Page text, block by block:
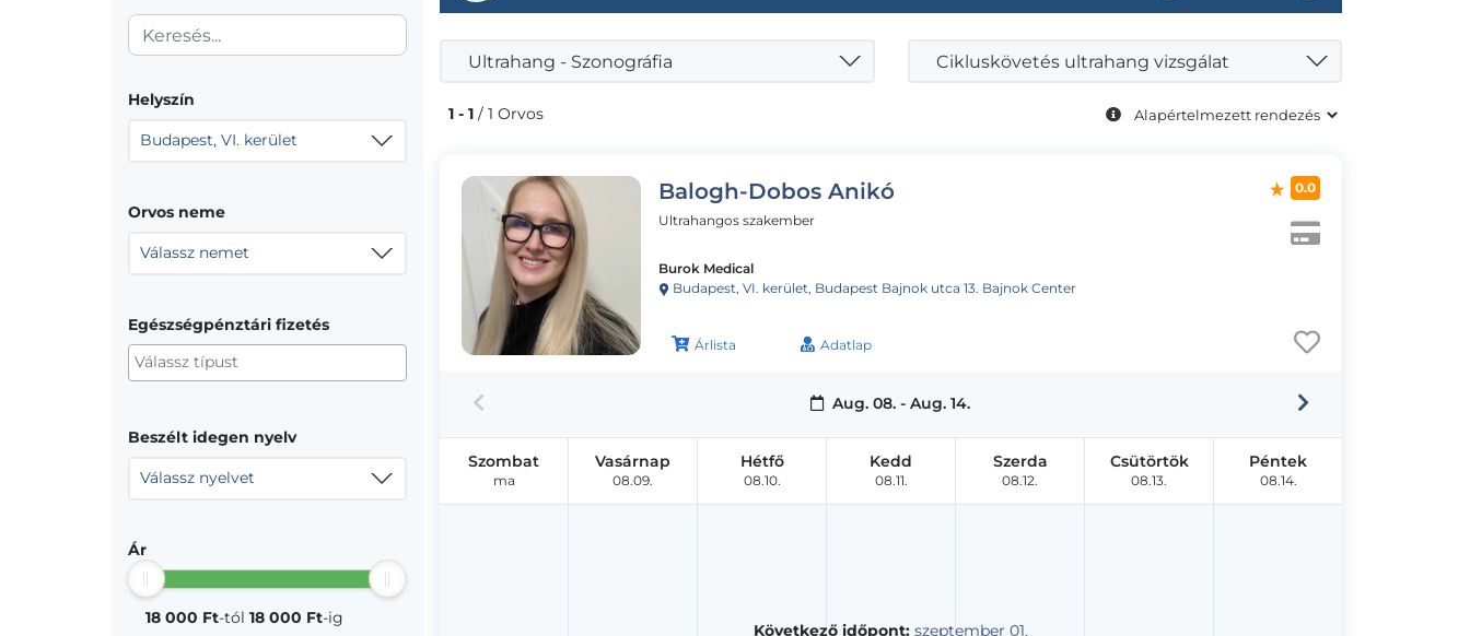
Helyszín
Budapest, VI. kerület
Orvos neme
Válassz nemet
Egészségpénztári fizetés
Beszélt idegen nyelv
Válassz nyelvet
Ár
18 000 Ft-tól 18 000 Ft-ig
Ultrahang - Szonográfia Cikluskövetés ultrahang vizsgálat
1 - 1 / 1 Orvos
Balogh-Dobos Anikó
Ultrahangos szakember
Burok Medical
Budapest, VI. kerület, Budapest Bajnok utca 13. Bajnok Center
Árlista Adatlap
0.0
Aug. 08. - Aug. 14.
Következő időpont: szeptember 01.
Szombat
ma
Vasárnap
08.09.
Hétfő
08.10.
Kedd
08.11.
Szerda
08.12.
Csütörtök
08.13.
Péntek
08.14.